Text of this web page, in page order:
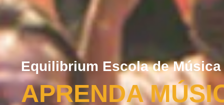
Equilibrium Escola de Música
APRENDA